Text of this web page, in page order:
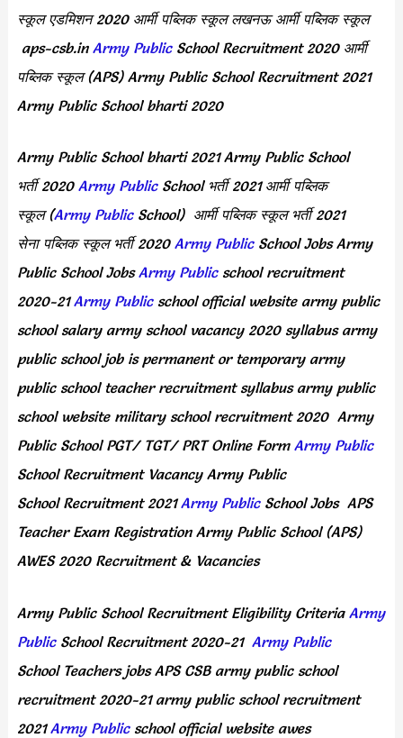
स्कूल एडमिशन 2020 आर्मी पब्लिक स्कूल लखनऊ आर्मी पब्लिक स्कूल
aps-csb.in Army PublicSchool Recruitment 2020 आर्मी
पब्लिक स्कूल (APS) Army Public School Recruitment 2021
Army Public School bharti 2020
Army Public School bharti 2021 Army Public School
भर्ती 2020 Army PublicSchool भर्ती 2021 आर्मी पब्लिक
स्कूल (Army PublicSchool) आर्मी पब्लिक स्कूल भर्ती 2021
सेना पब्लिक स्कूल भर्ती 2020 Army PublicSchool Jobs Army
Public School JobsArmy Publicschool recruitment
2020-21Army Publicschool official website army public
school salary army school vacancy 2020 syllabus army
public school job is permanent or temporary army
public school teacher recruitment syllabus army public
school website military school recruitment 2020 Army
Public School PGT/ TGT/ PRT Online Form Army Public
School Recruitment Vacancy Army Public
School Recruitment 2021Army PublicSchool Jobs APS
Teacher Exam Registration Army Public School (APS)
AWES 2020 Recruitment & Vacancies
Army Public School Recruitment Eligibility Criteria Army
PublicSchool Recruitment 2020-21 Army Public
School Teachers jobs APS CSB army public school
recruitment 2020-21 army public school recruitment
2021Army Publicschool official website awes